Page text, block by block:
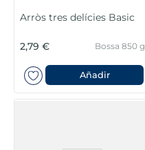
Arròs tres delícies Basic
2,79 € Bossa 850 g
Añadir